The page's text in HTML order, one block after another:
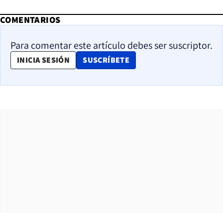
COMENTARIOS
Para comentar este artículo debes ser suscriptor.
INICIA SESIÓN SUSCRÍBETE
OPENS IN NEW WINDOW